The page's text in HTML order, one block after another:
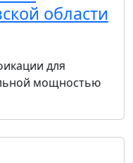
области
для
мощностью